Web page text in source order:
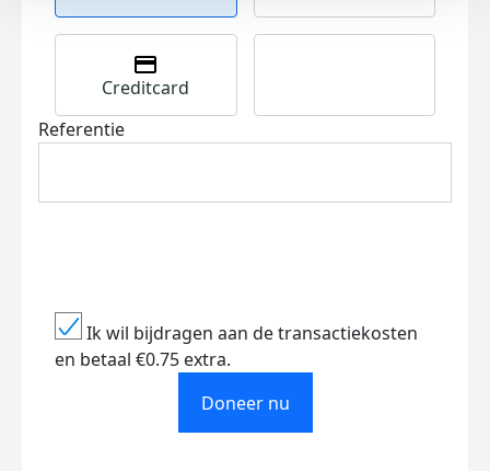
Creditcard
Referentie
Ik wil bijdragen aan de transactiekosten
en betaal €0.75 extra.
Doneer nu